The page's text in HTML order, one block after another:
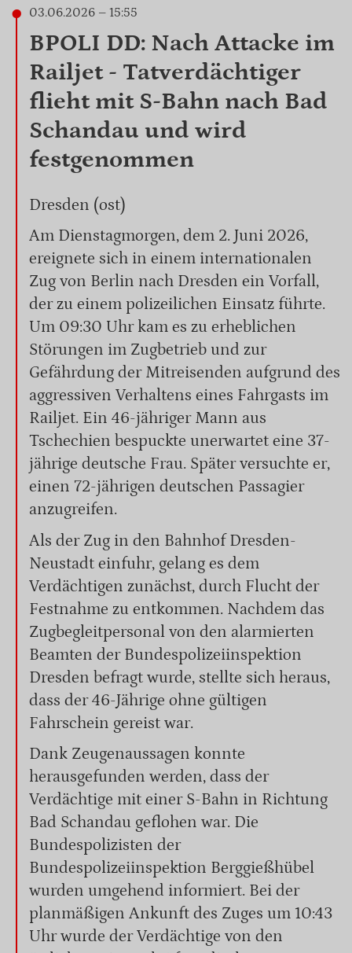
03.06.2026 – 15:55
BPOLI DD: Nach Attacke im
Railjet - Tatverdächtiger
flieht mit S-Bahn nach Bad
Schandau und wird
festgenommen
Dresden (ost)
Am Dienstagmorgen, dem 2. Juni 2026,
ereignete sich in einem internationalen
Zug von Berlin nach Dresden ein Vorfall,
der zu einem polizeilichen Einsatz führte.
Um 09:30 Uhr kam es zu erheblichen
Störungen im Zugbetrieb und zur
Gefährdung der Mitreisenden aufgrund des
aggressiven Verhaltens eines Fahrgasts im
Railjet. Ein 46-jähriger Mann aus
Tschechien bespuckte unerwartet eine 37-
jährige deutsche Frau. Später versuchte er,
einen 72-jährigen deutschen Passagier
anzugreifen.
Als der Zug in den Bahnhof Dresden-
Neustadt einfuhr, gelang es dem
Verdächtigen zunächst, durch Flucht der
Festnahme zu entkommen. Nachdem das
Zugbegleitpersonal von den alarmierten
Beamten der Bundespolizeiinspektion
Dresden befragt wurde, stellte sich heraus,
dass der 46-Jährige ohne gültigen
Fahrschein gereist war.
Dank Zeugenaussagen konnte
herausgefunden werden, dass der
Verdächtige mit einer S-Bahn in Richtung
Bad Schandau geflohen war. Die
Bundespolizisten der
Bundespolizeiinspektion Berggießhübel
wurden umgehend informiert. Bei der
planmäßigen Ankunft des Zuges um 10:43
Uhr wurde der Verdächtige von den